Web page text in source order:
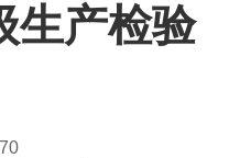
生产检验